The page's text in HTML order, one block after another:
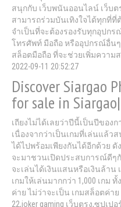
สนุกกับ เว็บพนันออนไลน์ เว็บ
สามารถร่วมบันเทิงใจได้ทุกที่ที่
จำเป็นที่จะต้องรองรับทุกอุปกร
โทรศัพท์ มือถือ หรืออุปกรณ์อื่นๆ
สล็อตมือถือ ที่จะช่วยเพิ่มควา
2022-09-11 20:52:27
Discover Siargao
for sale in
เถียงไม่ได้เลยว่าปีนี้เป็นปีของก
เนื่องจากว่าเป็นเกมที่เล่นแล้
ได้ไปพร้อมเพียงกันได้อีกด้วย ดั
จะมาชวนเปิดประสบการณ์ดีๆ
จะเล่นได้เงินแสนหรือเงินล้าน
เกมให้เล่นมากกว่า 1,000 เกม
ค่าย ไม่ว่าจะเป็น เกมสล็อตค่าย
22,joker gaming เว็บตรง,ซุปเป